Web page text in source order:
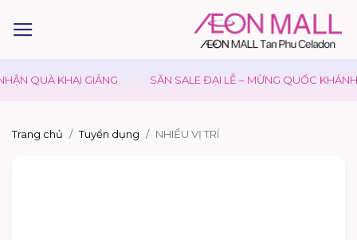
QUÀ KHAI GIẢNG SĂN SALE ĐẠI LỄ – MỪNG QUỐC KHÁNH
Trang chủ Tuyển dụng NHIỀU VỊ TRÍ